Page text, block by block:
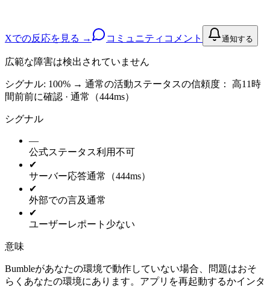
Xでの反応を見る → コミュニティコメント 通知する
広範な障害は検出されていません
シグナル: 100% → 通常の活動ステータスの信頼度： 高11時
間前前に確認 · 通常（444ms）
シグナル
—
公式ステータス利用不可
✔
サーバー応答通常（444ms）
✔
外部での言及通常
✔
ユーザーレポート 少ない
意味
Bumbleがあなたの環境で動作していない場合、問題はおそ
らくあなたの環境にあります。アプリを再起動するかインタ